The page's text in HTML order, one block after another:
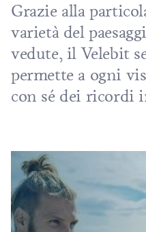
Grazie alla
varietà del
vedute, il Velebit
permette a ogni
con sé dei ricordi